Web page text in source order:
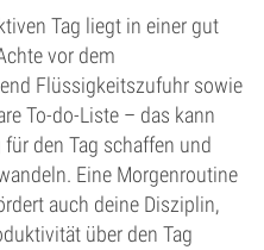
Tag liegt in einer gut
vor dem
Flüssigkeitszufuhr sowie
To-do-Liste – das kann
den Tag schaffen und
Eine Morgenroutine
auch deine Disziplin,
über den Tag